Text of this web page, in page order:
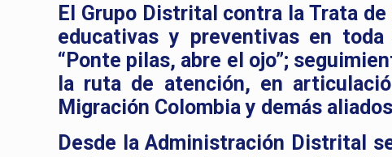
El Grupo Distrital contra la Trata
educativas y preventivas en
“Ponte pilas, abre el ojo”;
la ruta de atención, en
Migración Colombia y demás
Desde la Administración Distrital